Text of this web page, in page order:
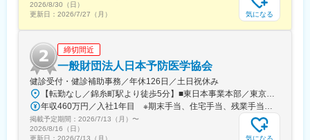
2026/8/30（日）
更新日： 2026/7/27（月） 気になる
締切間近
一般財団法人日本予防医学協会
健診受付・健診補助事務／年休126日／土日祝休み
【転勤なし／錦糸町駅より徒歩5分】■東日本事業本部／東京都江東区毛利1-19-10 江間忠錦糸町ビル＜アクセス＞JR総武線（快速）、総武線（各駅停車）「錦糸町駅」南口より徒歩5分東京メトロ半蔵門線「錦糸町駅」B1出口より徒歩5分東京メトロ半蔵門線／都営新宿線「住吉駅」B2出口より徒歩5分※受動喫煙対策あり（オフィス内禁煙）
年収460万円／入社1年目 ※期末手当、住宅手当、残業手当（月10時間分）含む
掲載予定期間： 2026/7/13（月） 〜
2026/8/16（日）
更新日： 2026/7/13（月） 気になる